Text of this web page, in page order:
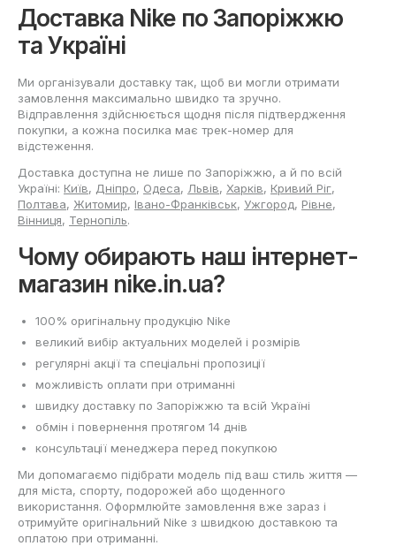
Доставка Nike по Запоріжжю
та Україні
Ми організували доставку так, щоб ви могли отримати
замовлення максимально швидко та зручно.
Відправлення здійснюється щодня після підтвердження
покупки, а кожна посилка має трек-номер для
відстеження.
Доставка доступна не лише по Запоріжжю, а й по всій
Україні: Київ, Дніпро, Одеса, Львів, Харків, Кривий Ріг,
Полтава, Житомир, Івано-Франківськ, Ужгород, Рівне,
Вінниця, Тернопіль.
Чому обирають наш інтернет-
магазин nike.in.ua?
100% оригінальну продукцію Nike
великий вибір актуальних моделей і розмірів
регулярні акції та спеціальні пропозиції
можливість оплати при отриманні
швидку доставку по Запоріжжю та всій Україні
обмін і повернення протягом 14 днів
консультації менеджера перед покупкою
Ми допомагаємо підібрати модель під ваш стиль життя —
для міста, спорту, подорожей або щоденного
використання. Оформлюйте замовлення вже зараз і
отримуйте оригінальний Nike з швидкою доставкою та
оплатою при отриманні.